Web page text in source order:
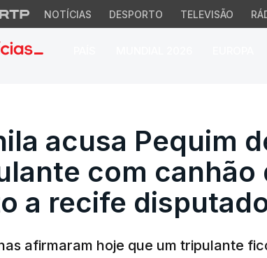
NOTÍCIAS DESPORTO TELEVISÃO
acusa Pequim
acusa Pequim
com canhão
a recife
afirmaram hoje que um tripulante